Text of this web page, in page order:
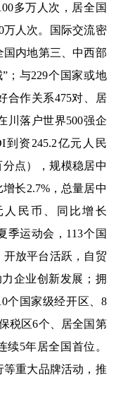
多万人次，居全国
万人次。国际交流密
国内地第三、中西部
；与229个国家或地
合作关系475对、居
川落户世界500强企
到资245.2亿元人民
分点），规模稳居中
长2.7%，总量居中
人民币、同比增长
季运动会，113个国
开放平台活跃，自贸
企业创新发展；拥
个国家级经开区、8
税区6个、居全国第
5年居全国首位。
重大品牌活动，推